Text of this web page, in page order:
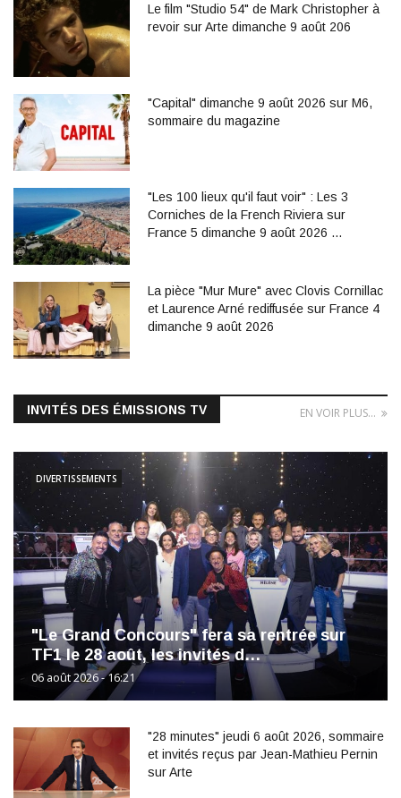
Le film "Studio 54" de Mark Christopher à
revoir sur Arte dimanche 9 août 206
"Capital" dimanche 9 août 2026 sur M6,
sommaire du magazine
"Les 100 lieux qu'il faut voir" : Les 3
Corniches de la French Riviera sur
France 5 dimanche 9 août 2026 …
La pièce "Mur Mure" avec Clovis Cornillac
et Laurence Arné rediffusée sur France 4
dimanche 9 août 2026
INVITÉS DES ÉMISSIONS TV
"Le Grand Concours" fera sa rentrée sur
TF1 le 28 août, les invités d…
06 août 2026 - 16:21
DIVERTISSEMENTS
EN VOIR PLUS...
"28 minutes" jeudi 6 août 2026, sommaire
et invités reçus par Jean-Mathieu Pernin
sur Arte